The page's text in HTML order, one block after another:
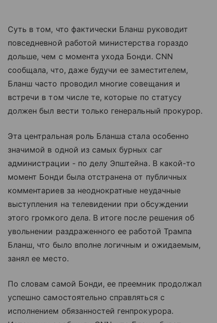
Суть в том, что фактически Бланш руководит
повседневной работой министерства гораздо
дольше, чем с момента ухода Бонди. CNN
сообщала, что, даже будучи ее заместителем,
Бланш часто проводил многие совещания и
встречи в том числе те, которые по статусу
должен был вести только генеральный прокурор.
Эта центральная роль Бланша стала особенно
значимой в одной из самых бурных саг
администрации - по делу Эпштейна. В какой-то
момент Бонди была отстранена от публичных
комментариев за неоднократные неудачные
выступления на телевидении при обсуждении
этого громкого дела. В итоге после решения об
увольнении раздраженного ее работой Трампа
Бланш, что было вполне логичным и ожидаемым,
занял ее место.
По словам самой Бонди, ее преемник продолжал
успешно самостоятельно справляться с
исполнением обязанностей генпрокурора.